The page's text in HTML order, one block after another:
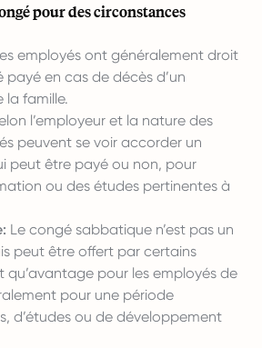
pour des circonstances
employés ont généralement droit
payé en cas de décès d’un
la famille.
l’employeur et la nature des
peuvent se voir accorder un
peut être payé ou non, pour
ou des études pertinentes à
Le congé sabbatique n’est pas un
peut être offert par certains
qu’avantage pour les employés de
pour une période
d’études ou de développement